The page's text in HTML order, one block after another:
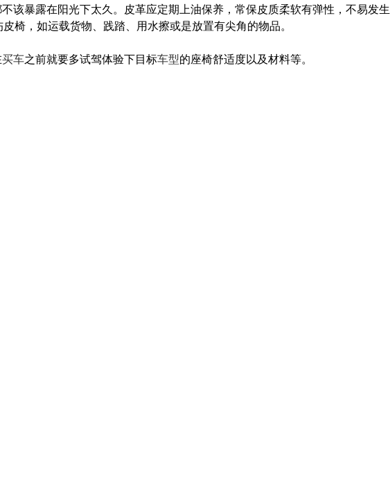
该暴露在阳光下太久。皮革应定期上油保养，常保皮质柔软有弹性，不易发生
椅，如运载货物、践踏、用水擦或是放置有尖角的物品。
买车之前就要多试驾体验下目标车型的座椅舒适度以及材料等。